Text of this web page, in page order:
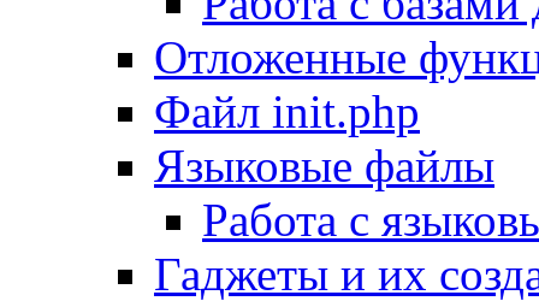
Отложенные
Файл init.php
Языковые файлы
Работа с
Гаджеты и их